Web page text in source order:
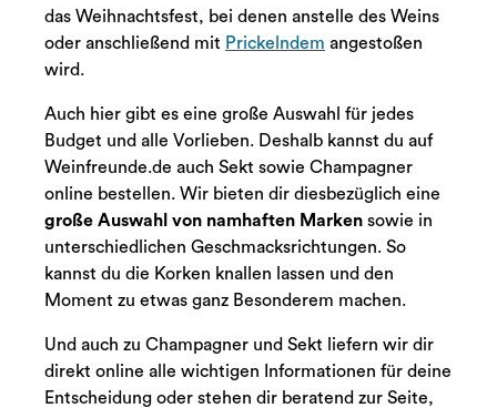
das Weihnachtsfest, bei denen anstelle des Weins
oder anschließend mit Prickelndem angestoßen
wird.
Auch hier gibt es eine große Auswahl für jedes
Budget und alle Vorlieben. Deshalb kannst du auf
Weinfreunde.de auch Sekt sowie Champagner
online bestellen. Wir bieten dir diesbezüglich eine
große Auswahl von namhaften Marken sowie in
unterschiedlichen Geschmacksrichtungen. So
kannst du die Korken knallen lassen und den
Moment zu etwas ganz Besonderem machen.
Und auch zu Champagner und Sekt liefern wir dir
direkt online alle wichtigen Informationen für deine
Entscheidung oder stehen dir beratend zur Seite,